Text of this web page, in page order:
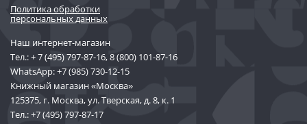
Политика обработки
персональных данных
Наш интернет-магазин
Тел.:+ 7 (495) 797-87-16,8 (800) 101-87-16
WhatsApp:+7 (985) 730-12-15
Книжный магазин «Москва»
125375, г. Москва, ул. Тверская, д. 8, к. 1
Тел.:+7 (495) 797-87-17